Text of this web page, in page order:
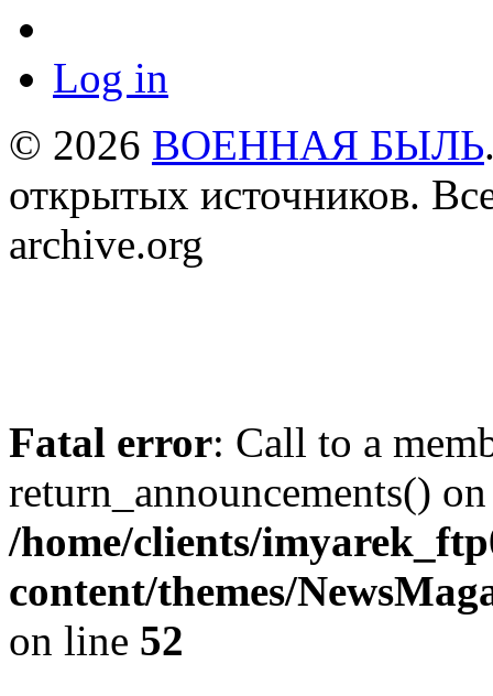
Log in
© 2026 ВОЕННАЯ БЫЛЬ
открытых источников.
archive.org
Fatal error: Call to a
return_announcements()
/home/clients/
content/themes/
on line 52